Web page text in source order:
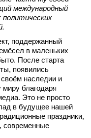
международный
политических
поддержанный
в маленьких
После старта
появились
наследии и
благодаря
Это не просто
в будущее нашей
праздники,
современные